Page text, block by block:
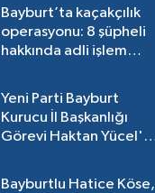
Bayburt’ta kaçakçılık
operasyonu: 8 şüpheli
hakkında adli işlem
Yeni Parti Bayburt
Kurucu İl Başkanlığı
Görevi Haktan Yücel'e
Bayburtlu Hatice Köse,